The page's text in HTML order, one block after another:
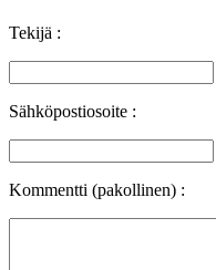
Tekijä :
Sähköpostiosoite :
Kommentti (pakollinen) :